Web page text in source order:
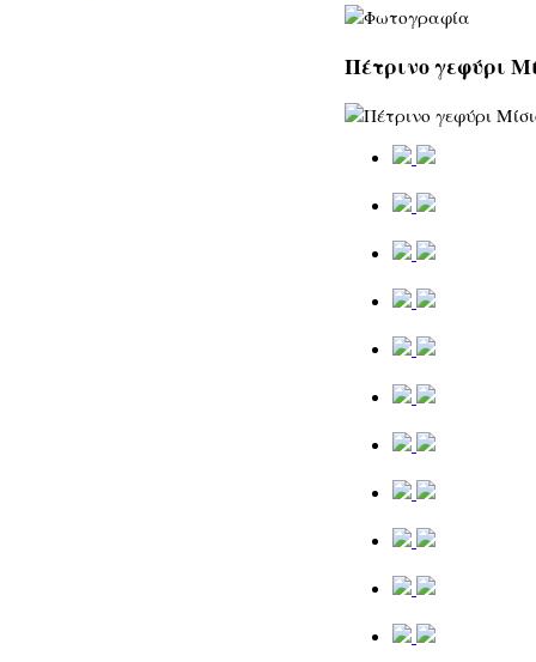
Πέτρινο γεφύρι